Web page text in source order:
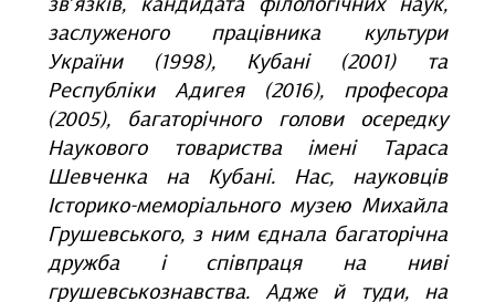
зв’язків, кандидата філологічних наук,
заслуженого працівника культури
України (1998), Кубані (2001) та
Республіки Адигея (2016), професора
(2005), багаторічного голови осередку
Наукового товариства імені Тараса
Шевченка на Кубані. Нас, науковців
Історико-меморіального музею Михайла
Грушевського, з ним єднала багаторічна
дружба і співпраця на ниві
грушевськознавства. Адже й туди, на